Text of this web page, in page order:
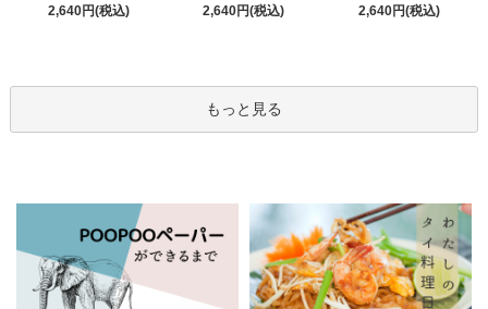
2,640円(税込)
2,640円(税込)
2,640円(税込)
もっと見る